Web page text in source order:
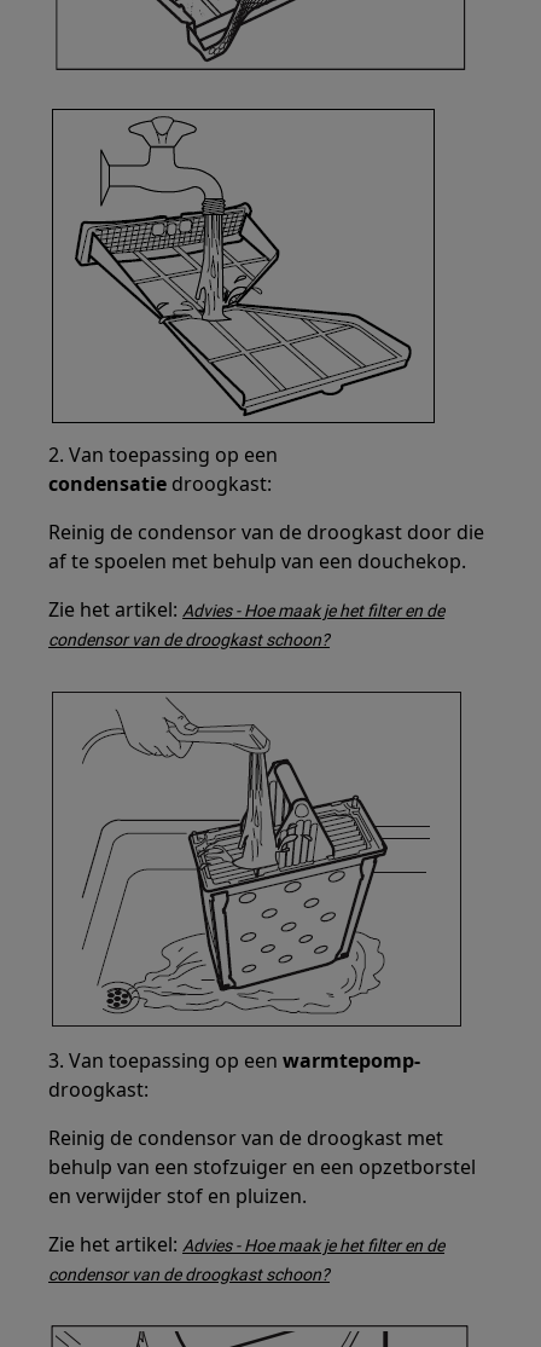
2. Van toepassing op een
condensatie droogkast:
Reinig de condensor van de droogkast door die
af te spoelen met behulp van een douchekop.
Zie het artikel:Advies - Hoe maak je het filter en de
condensor van de droogkast schoon?
3. Van toepassing op eenwarmtepomp-
droogkast:
Reinig de condensor van de droogkast met
behulp van een stofzuiger en een opzetborstel
en verwijder stof en pluizen.
Zie het artikel:Advies - Hoe maak je het filter en de
condensor van de droogkast schoon?